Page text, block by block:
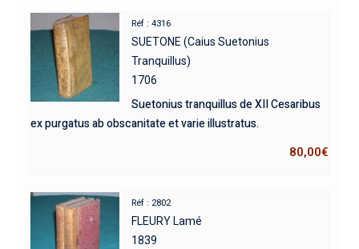
Réf : 4316
SUETONE (Caius Suetonius
Tranquillus)
1706
Suetonius tranquillus de XII Cesaribus
ex purgatus ab obscanitate et varie illustratus.
80,00€
Réf : 2802
FLEURY Lamé
1839